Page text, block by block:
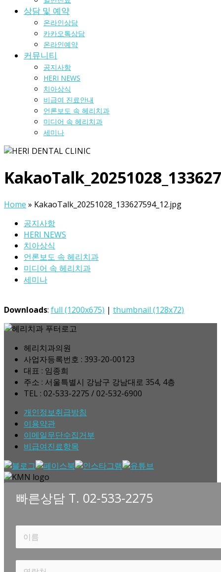
상담 및 예약
온라인상담
카카오톡상담
온라인예약
커뮤니티
공지사항
HERI NEWS
치아상식
비급여 진료안내
언론보도 속 헤리치과
미디어 속 헤리치과
세미나
Home » KakaoTalk_20251028_133627594_12.jpg
공지사항
HERI NEWS
치아상식
언론보도 속 헤리치과
미디어 속 헤리치과
세미나
Downloads: full (1200x675) | thumbnail (128x72)
헤리치과의원
사업자등록번호 : 393-20-00123
대표 : 임종희
주소 : 서울특별시 강남구 강남대로 354, 4층
TEL : 02-533-2275 / 02-532-6900
개인정보취급방침
이용약관
이메일무단수집거부
비급여진료항목
빠른상담 T. 02-533-2275